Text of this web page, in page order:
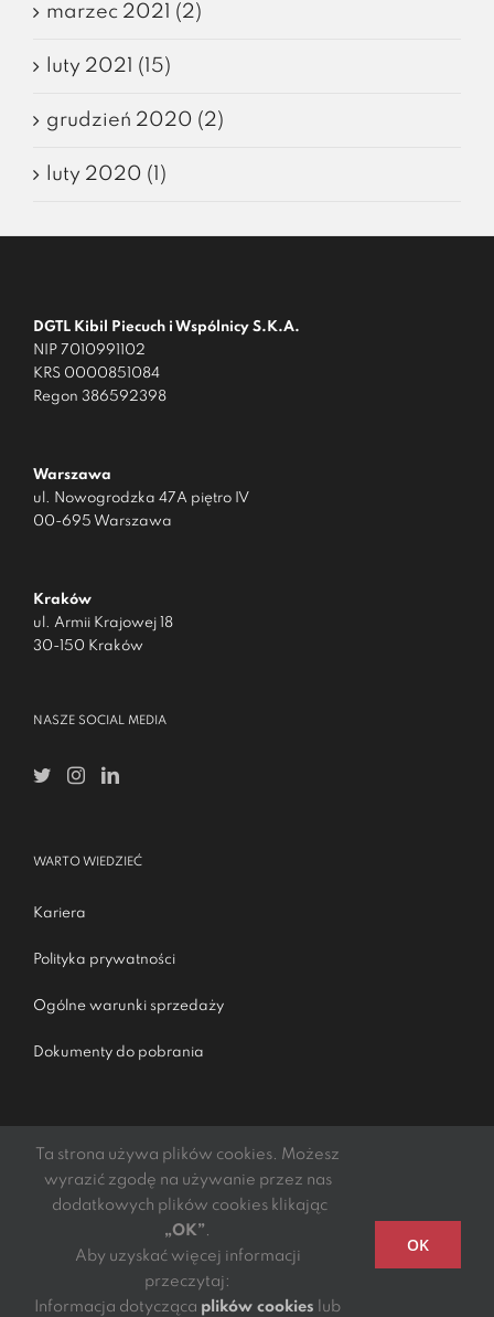
marzec 2021 (2)
luty 2021 (15)
grudzień 2020 (2)
luty 2020 (1)
DGTL Kibil Piecuch i Wspólnicy S.K.A.
NIP 7010991102
KRS 0000851084
Regon 386592398
Warszawa
ul. Nowogrodzka 47A piętro IV
00-695 Warszawa
Kraków
ul. Armii Krajowej 18
30-150 Kraków
NASZE SOCIAL MEDIA
WARTO WIEDZIEĆ
Kariera
Polityka prywatności
Ogólne warunki sprzedaży
Dokumenty do pobrania
Podmiotem świadczącym obsługę płatności online jest
mElements S.A.
Copyright 2021 - 2022 | DGTL Kibil Piecuch i Wspólnicy
Ta strona używa plików cookies. Możesz
wyrazić zgodę na używanie przez nas
dodatkowych plików cookies klikając
„OK” .
Aby uzyskać więcej informacji
przeczytaj:
Informacja dotycząca plików cookies lub
OK